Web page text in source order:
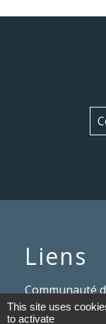
Liens
Communauté
Haut Limousin
This site uses
to activate